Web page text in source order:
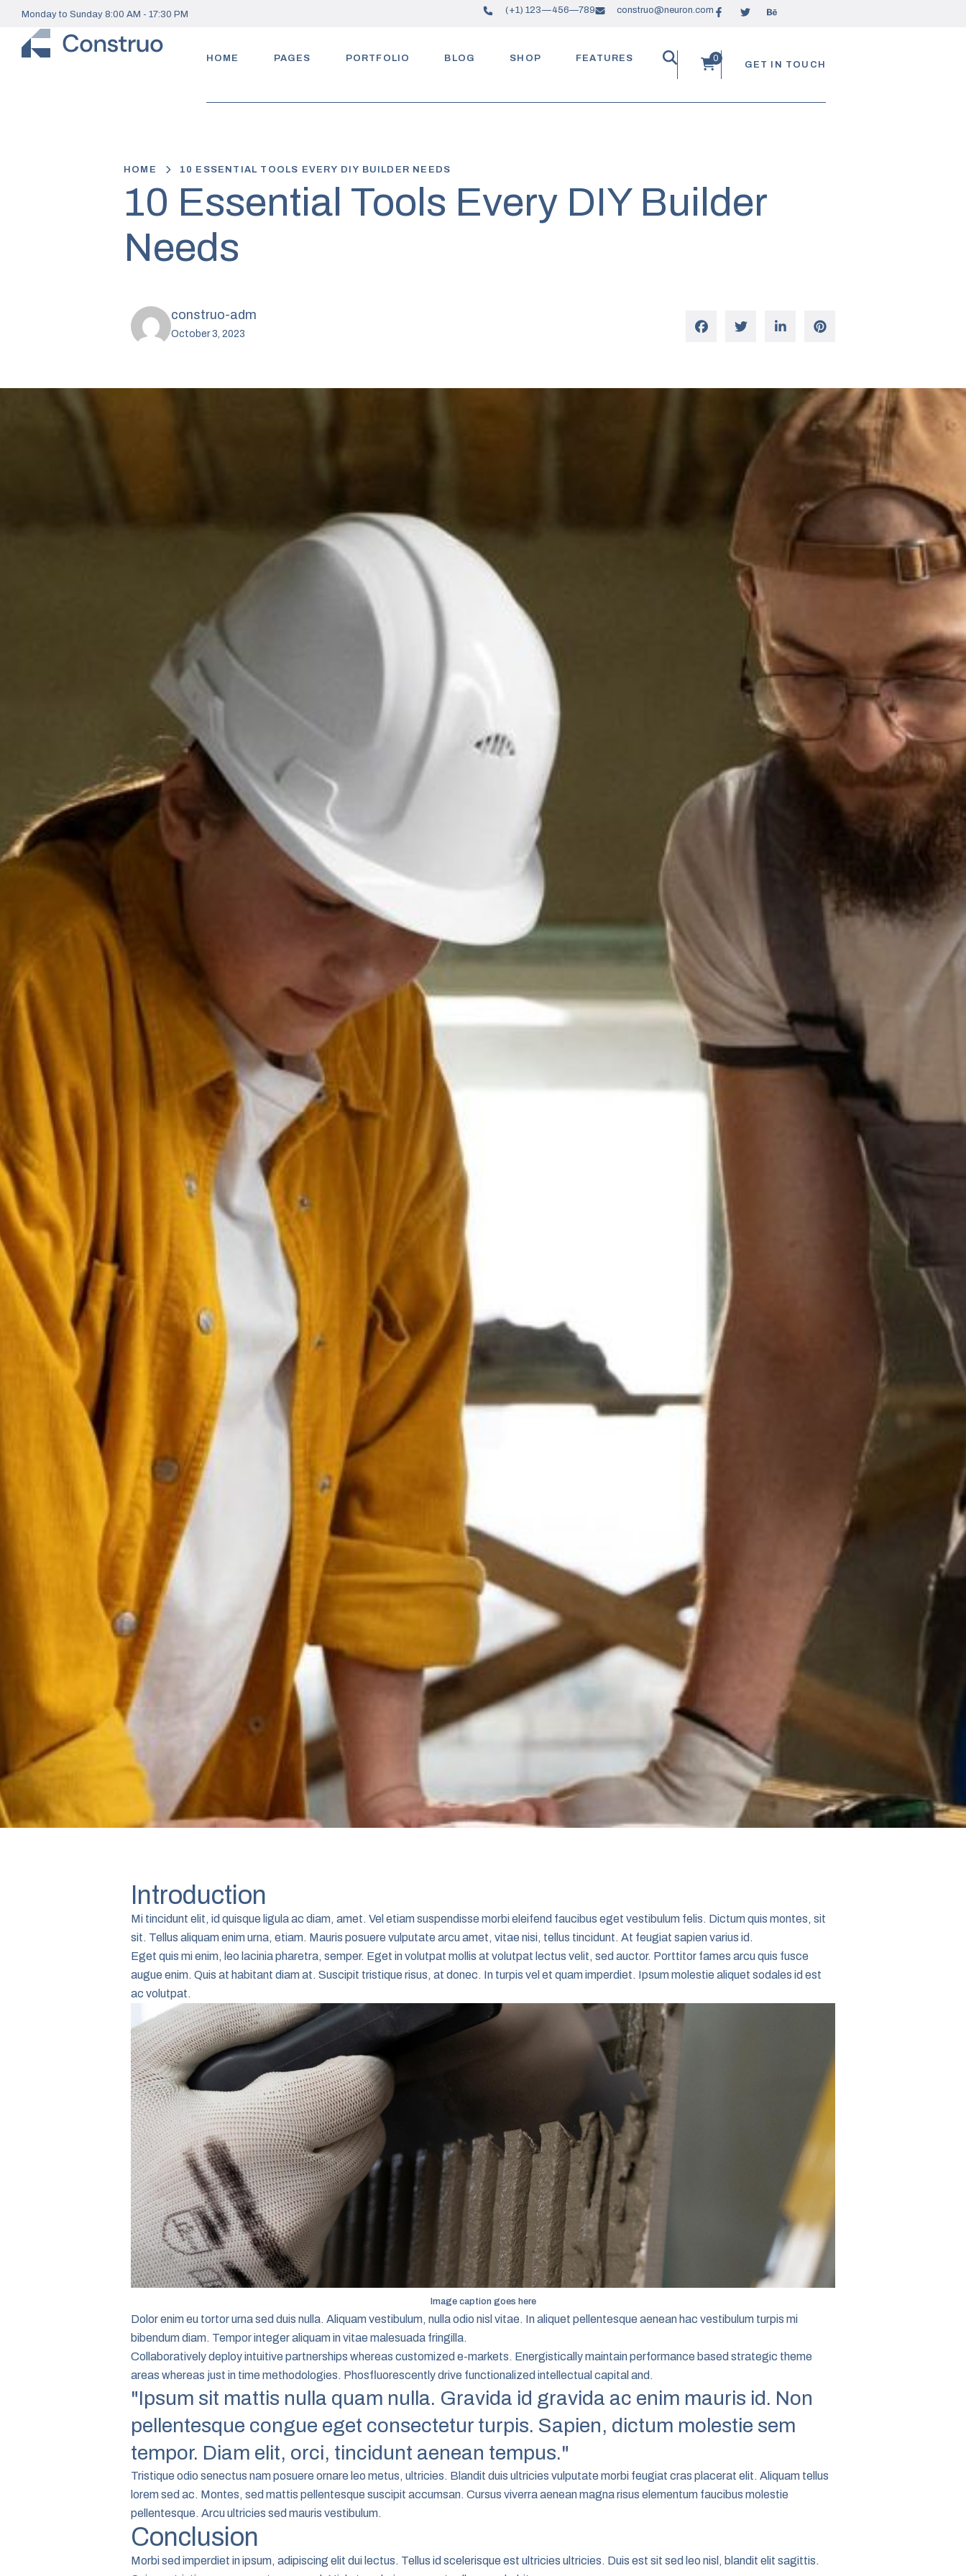
Monday to Sunday 8:00 AM - 17:30 PM (+1) 123—456—789 construo@neuron.com
HOME PAGES PORTFOLIO BLOG SHOP FEATURES
GET IN TOUCH
HOME 10 ESSENTIAL TOOLS EVERY DIY BUILDER NEEDS
10 Essential Tools Every DIY Builder
Needs
construo-adm
October 3, 2023
Introduction
Mi tincidunt elit, id quisque ligula ac diam, amet. Vel etiam suspendisse morbi eleifend faucibus eget vestibulum felis. Dictum quis montes, sit
sit. Tellus aliquam enim urna, etiam. Mauris posuere vulputate arcu amet, vitae nisi, tellus tincidunt. At feugiat sapien varius id.
Eget quis mi enim, leo lacinia pharetra, semper. Eget in volutpat mollis at volutpat lectus velit, sed auctor. Porttitor fames arcu quis fusce
augue enim. Quis at habitant diam at. Suscipit tristique risus, at donec. In turpis vel et quam imperdiet. Ipsum molestie aliquet sodales id est
ac volutpat.
Image caption goes here
Dolor enim eu tortor urna sed duis nulla. Aliquam vestibulum, nulla odio nisl vitae. In aliquet pellentesque aenean hac vestibulum turpis mi
bibendum diam. Tempor integer aliquam in vitae malesuada fringilla.
Collaboratively deploy intuitive partnerships whereas customized e-markets. Energistically maintain performance based strategic theme
areas whereas just in time methodologies. Phosfluorescently drive functionalized intellectual capital and.
"Ipsum sit mattis nulla quam nulla. Gravida id gravida ac enim mauris id. Non
pellentesque congue eget consectetur turpis. Sapien, dictum molestie sem
tempor. Diam elit, orci, tincidunt aenean tempus."
Tristique odio senectus nam posuere ornare leo metus, ultricies. Blandit duis ultricies vulputate morbi feugiat cras placerat elit. Aliquam tellus
lorem sed ac. Montes, sed mattis pellentesque suscipit accumsan. Cursus viverra aenean magna risus elementum faucibus molestie
pellentesque. Arcu ultricies sed mauris vestibulum.
Conclusion
Morbi sed imperdiet in ipsum, adipiscing elit dui lectus. Tellus id scelerisque est ultricies ultricies. Duis est sit sed leo nisl, blandit elit sagittis.